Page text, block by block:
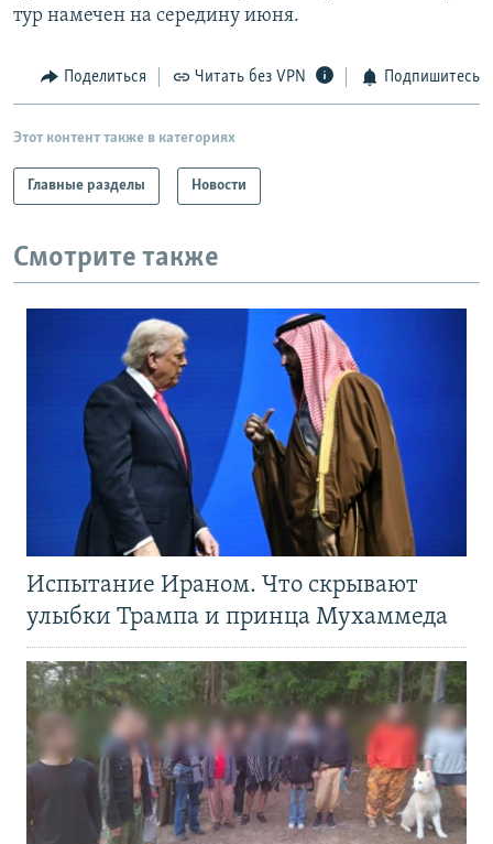
тур намечен на середину июня.
Поделиться Читать без VPN Подпишитесь
Этот контент также в категориях
Главные разделы Новости
Смотрите также
Испытание Ираном. Что скрывают
улыбки Трампа и принца Мухаммеда